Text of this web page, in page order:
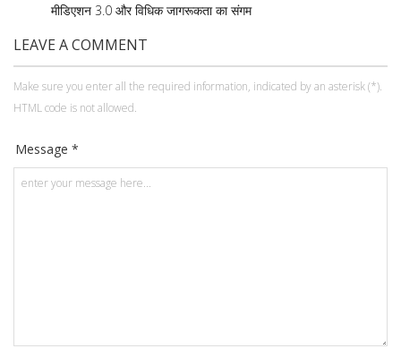
मीडिएशन 3.0 और विधिक जागरूकता का संगम
LEAVE A COMMENT
Make sure you enter all the required information, indicated by an asterisk (*).
HTML code is not allowed.
Message *